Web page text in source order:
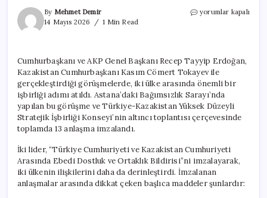
By Mehmet Demir
14 Mayıs 2026
1 Min Read
Erdoğan
Türkiye
ile
Kazakistan
Arasında
13
İmzalandı
yorumlar kapalı
Cumhurbaşkanı ve AKP Genel Başkanı Recep Tayyip Erdoğan,
Kazakistan Cumhurbaşkanı Kasım Cömert Tokayev ile
gerçekleştirdiği görüşmelerde, iki ülke arasında önemli bir
işbirliği adımı atıldı. Astana’daki Bağımsızlık Sarayı’nda
yapılan bu görüşme ve Türkiye-Kazakistan Yüksek Düzeyli
Stratejik İşbirliği Konseyi’nin altıncı toplantısı çerçevesinde
toplamda 13 anlaşma imzalandı.
İki lider, “Türkiye Cumhuriyeti ve Kazakistan Cumhuriyeti
Arasında Ebedi Dostluk ve Ortaklık Bildirisi”ni imzalayarak,
iki ülkenin ilişkilerini daha da derinleştirdi. İmzalanan
anlaşmalar arasında dikkat çeken başlıca maddeler şunlardır: